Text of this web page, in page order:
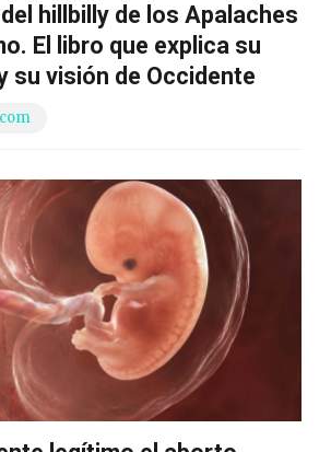
hillbilly de los Apalaches
El libro que explica su
su visión de Occidente